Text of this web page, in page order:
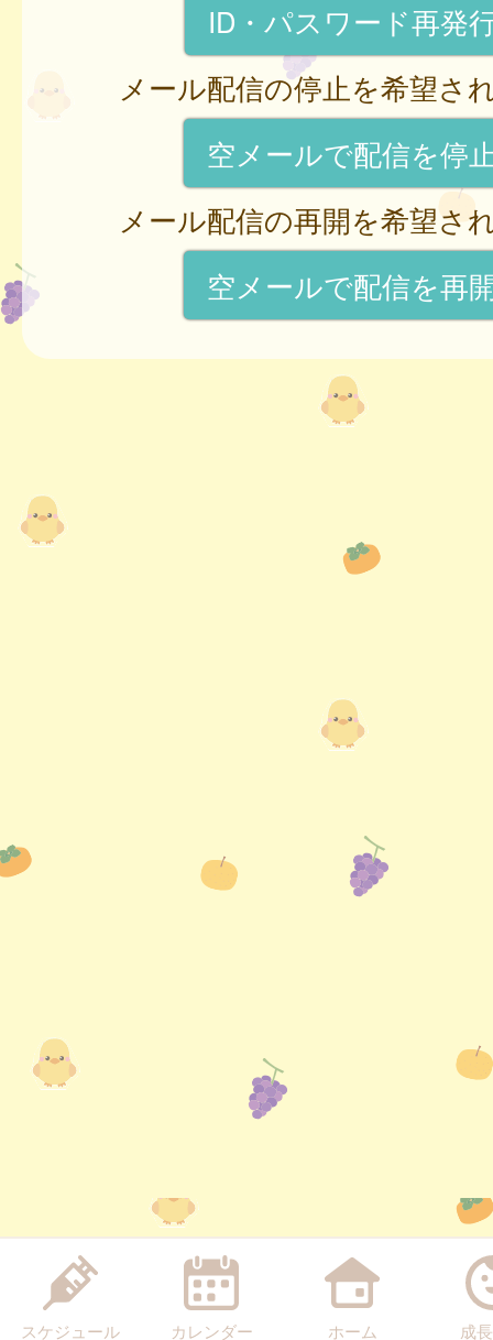
ID・パスワード再発
メール配信の停止を希望さ
空メールで配信を停
メール配信の再開を希望さ
空メールで配信を再
スケジュール カレンダー ホーム 成